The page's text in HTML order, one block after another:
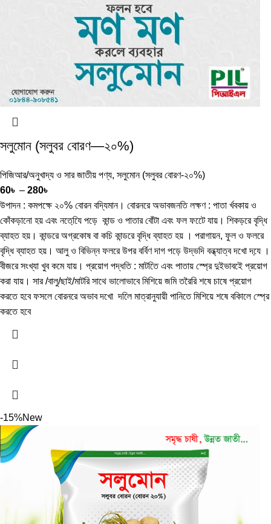
সলুমোন (সলুবর বোরণ—২০%)
পিজিআর/অনুখাদ্য ও সার জাতীয় পণ্য, সলুমোন (সলুবর বোরণ-২০%)
60৳ – 280৳
উপাদন : কমপক্ষে ২০% বোরন বদ্যিমান। বোরনরে অভাবজনতি লক্ষণ : পাতা র্খবকায় ও
কোঁকড়ানো হয় এবং নতেযি়ে পড়ে কান্ড ও পাতার বোঁটা এবং ফল ফটেে যায়। শিকড়রে বৃদ্ধি
ব্যাহত হয়। কান্ডরে অগ্রকোষ বা কচি কান্ডরে বৃদ্ধি ব্যাহত হয় । পরাগায়ন, ফুল ও ফলরে
বৃদ্ধি ব্যাহত হয়। আলু ও বিভিন্ন ফলরে উপর বর্বিণ দাগ পড়ে উদ্ভদি বন্ধ্যাত্ব দখো দযে় ।
বীজরে সংখ্যা খুব কমে যায়। প্রয়োগ পদ্ধতি : মাটতিে এবং পাতায় স্প্রে দুইভাবইে প্রয়োগ
করা যায়। সার /বালু/ছাই/মাটরি সাথে ভালোভাবে মিশিয়ে জমি তরৈরি শষে চাষে প্রয়োগ
করতে হবে ফসলে বোরনরে অভাব দখো দলিে মাত্রানুযায়ী পানিতে মিশিয়ে শষে বকিালে স্প্রে
করতে হবে
-15%New